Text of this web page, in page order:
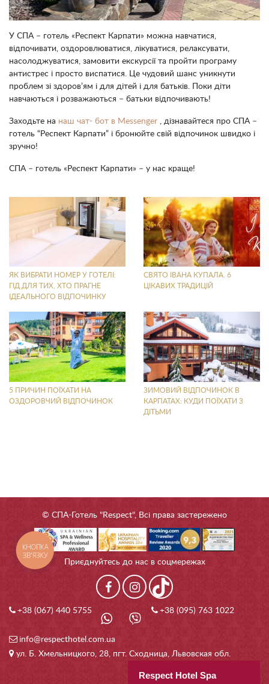
У СПА – готель «Респект Карпати» можна навчатися,
відпочивати, оздоровлюватися, лікуватися, релаксувати,
насолоджуватися, замовити екскурсії та пройти програму
антистрес і просто виспатися. Це чудовий шанс уникнути
проблем зі здоров’ям і для дітей і для батьків. Поки діти
навчаються і розважаються – батьки відпочивають!
Заходьте на наш чат- бот в Messenger , дізнавайтеся про СПА –
готель “Респект Карпати” і бронюйте свій відпочинок швидко і
зручно!
СПА – готель «Респект Карпати» – у нас краще!
ЯК ВИБРАТИ НОМЕР У ГОТЕЛІ:
ГІД ДЛЯ ТИХ, ХТО ПРАГНЕ
ІДЕАЛЬНОГО ВІДПОЧИНКУ
СВЯТО ІВАНА КУПАЛА. 6
ЦІКАВИХ ТРАДИЦІЙ
5 ПРИЧИН ПОЇХАТИ НА
ОЗДОРОВЧИЙ ВІДПОЧИНОК
ЗИМОВИЙ ВІДПОЧИНОК В
КАРПАТАХ: КУДИ ПОЇХАТИ З
ДІТЬМИ
© СПА-Готель "Respect", Всі права застережено
Приєднуйтесь до нас в соцмережах
+38 (067) 440 5755 +38 (095) 763 1022
info@respecthotel.com.ua
ул. Б. Хмельницкого, 28, пгт. Сходница, Львовская обл.
Respect Hotel Spa
КНОПКА
ЗВ'ЯЗКУ